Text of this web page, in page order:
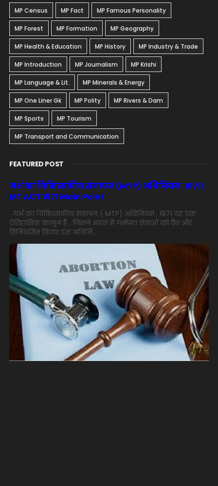
MP Census MP Fact MP Famous Personality
MP Forest MP Formation MP Geography
MP Health & Education MP History MP Industry & Trade
MP Introduction MP Journalism MP Krishi
MP Language & Lit. MP Minerals & Energy
MP One Liner Gk MP Polity MP Rivers & Dam
MP Sports MP Tourism
MP Transport and Communication
FEATURED POST
गर्भ का चिकित्सकीय समापन (MTP) अधिनियम, 1971 |
MT ACT 1971 Main Point
गर्भ का चिकित्सकीय समापन ( MTP) अधिनियम , 1971 यह एक
ऐतिहासिक कानून है , जिसने भारत में गर्भपात सेवाओं को वैध और
विनियमित किया। इस अधिनि...